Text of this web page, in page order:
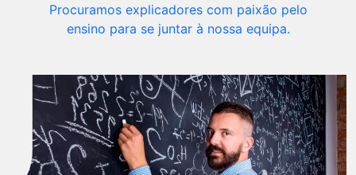
Procuramos explicadores com paixão pelo
ensino para se juntar à nossa equipa.